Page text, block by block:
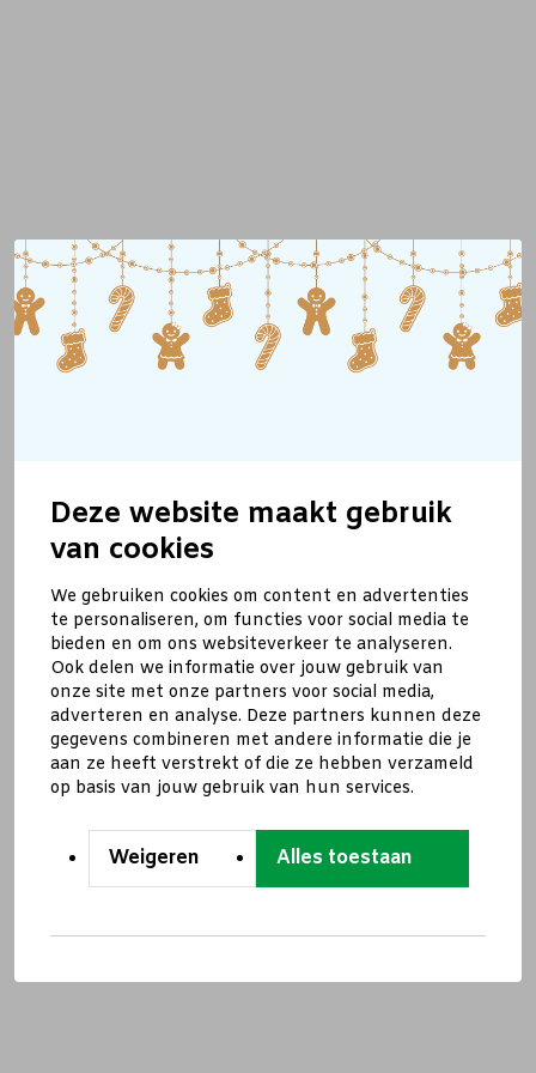
Deze website maakt gebruik
van cookies
We gebruiken cookies om content en advertenties
te personaliseren, om functies voor social media te
bieden en om ons websiteverkeer te analyseren.
Ook delen we informatie over jouw gebruik van
onze site met onze partners voor social media,
adverteren en analyse. Deze partners kunnen deze
gegevens combineren met andere informatie die je
aan ze heeft verstrekt of die ze hebben verzameld
op basis van jouw gebruik van hun services.
Weigeren Alles toestaan